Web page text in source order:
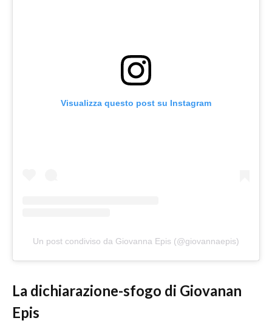
Visualizza questo post su Instagram
Un post condiviso da Giovanna Epis (@giovannaepis)
La dichiarazione-sfogo di Giovanan
Epis